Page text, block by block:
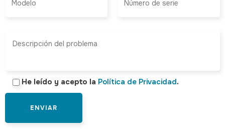
He leído y acepto la Política de Privacidad.